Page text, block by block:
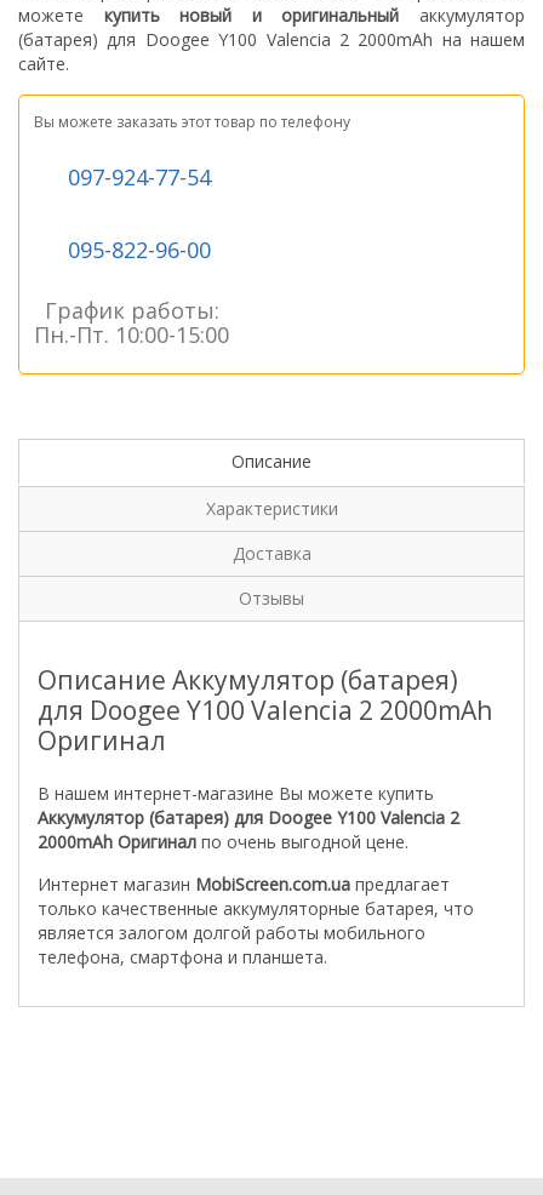
можете купить новый и оригинальный аккумулятор
(батарея) для Doogee Y100 Valencia 2 2000mAh на нашем
сайте.
Вы можете заказать этот товар по телефону
097-924-77-54
095-822-96-00
График работы:
Пн.-Пт. 10:00-15:00
Описание
Характеристики
Доставка
Отзывы
Описание Аккумулятор (батарея)
для Doogee Y100 Valencia 2 2000mAh
Оригинал
В нашем интернет-магазине Вы можете купить
Аккумулятор (батарея) для Doogee Y100 Valencia 2
2000mAh Оригинал по очень выгодной цене.
Интернет магазин MobiScreen.com.ua предлагает
только качественные аккумуляторные батарея, что
является залогом долгой работы мобильного
телефона, смартфона и планшета.